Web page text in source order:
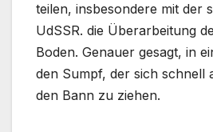
teilen, insbesondere mit der
UdSSR. die Überarbeitung
Boden. Genauer gesagt, in
den Sumpf, der sich schnell
den Bann zu ziehen.